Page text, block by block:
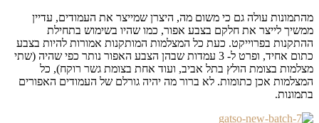
מהתמונות עולה גם כי משום מה, היצרן שמייצר את העמודים, עדיין
ממשיך לייצר את חלקם בצבע אפור, כמו שהיו בשימוש בתחילת
ההתקנות בפרוייקט. כעת כל המצלמות המותקנות אמורות להיות בצבע
כתום אחיד, ופרט ל- 3 עמדות שבהן הצבע האפור נותר כפי שהיה (שתי
מצלמות בצומת הולץ בתל אביב, ועוד אחת בצומת גשר רוקח), כל
המצלמות אכן כתומות. לא ברור מה יהיה גורלם של העמודים האפורים
בתמונות.